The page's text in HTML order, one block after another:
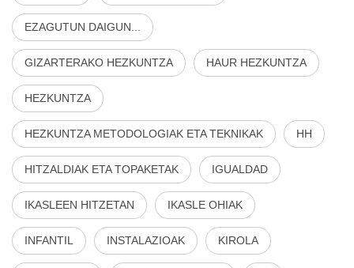
EZAGUTUN DAIGUN...
GIZARTERAKO HEZKUNTZA HAUR HEZKUNTZA
HEZKUNTZA
HEZKUNTZA METODOLOGIAK ETA TEKNIKAK HH
HITZALDIAK ETA TOPAKETAK IGUALDAD
IKASLEEN HITZETAN IKASLE OHIAK
INFANTIL INSTALAZIOAK KIROLA